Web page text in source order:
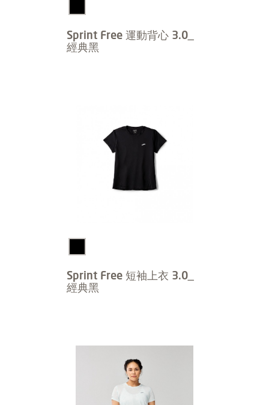
Sprint Free 運動背心 3.0_
經典黑
Sprint Free 短袖上衣 3.0_
經典黑